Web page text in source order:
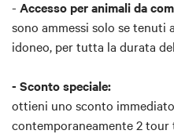
- Accesso per animali da
sono ammessi solo se tenuti
idoneo, per tutta la durata
- Sconto speciale:
ottieni uno sconto
contemporaneamente 2